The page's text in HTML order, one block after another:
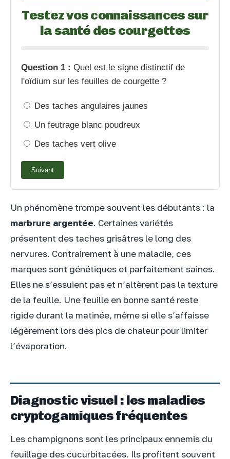
Testez vos connaissances sur
la santé des courgettes
Question 1 : Quel est le signe distinctif de
l'oïdium sur les feuilles de courgette ?
Des taches angulaires jaunes
Un feutrage blanc poudreux
Des taches vert olive
Suivant
Un phénomène trompe souvent les débutants : la
marbrure argentée. Certaines variétés
présentent des taches grisâtres le long des
nervures. Contrairement à une maladie, ces
marques sont génétiques et parfaitement saines.
Elles ne s’essuient pas et n’altèrent pas la texture
de la feuille. Une feuille en bonne santé reste
rigide durant la matinée, même si elle s’affaisse
légèrement lors des pics de chaleur pour limiter
l’évaporation.
Diagnostic visuel : les maladies
cryptogamiques fréquentes
Les champignons sont les principaux ennemis du
feuillage des cucurbitacées. Ils profitent souvent